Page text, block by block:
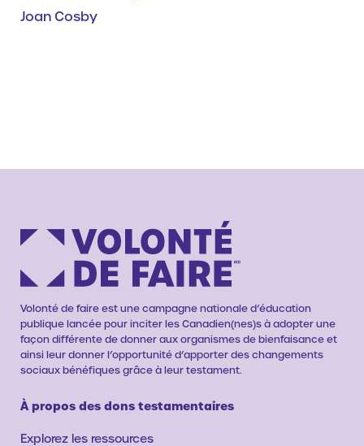
Joan Cosby
Volonté de faire est une campagne nationale d’éducation
publique lancée pour inciter les Canadien(nes)s à adopter une
façon différente de donner aux organismes de bienfaisance et
ainsi leur donner l’opportunité d’apporter des changements
sociaux bénéfiques grâce à leur testament.
À propos des dons testamentaires
Explorez les ressources